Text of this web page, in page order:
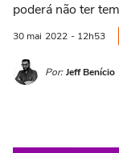
poderá não ter
30 mai 2022 - 12h53
Por: Jeff Benício